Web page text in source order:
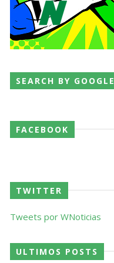
SEARCH BY GOOGLE
FACEBOOK
TWITTER
Tweets por WNoticias
ULTIMOS POSTS